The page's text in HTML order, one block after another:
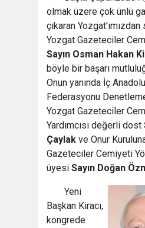
olmak üzere çok ünlü
çıkaran
Yozgat Gazeteciler
Sayın Osman Hakan
böyle bir başarı
Onun yanında İç
Federasyonu
Yozgat Gazeteciler
Yardımcısı değerli dost
Çaylak ve Onur
Gazeteciler Cemiyeti
üyesi Sayın Doğan
Yeni
Başkan Kiracı,
kongrede